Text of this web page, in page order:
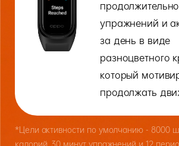
упражнений и
за день в виде
разноцветного
который
продолжать
*Цели активности по умолчанию - 8000
калорий, 30 минут упражнений и 12